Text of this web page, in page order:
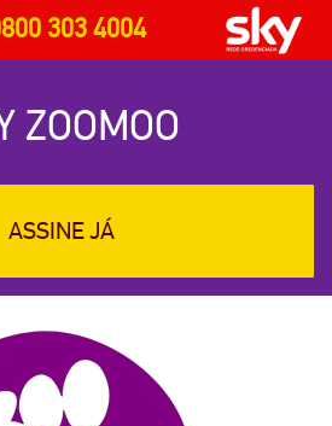
303 4004
ZOOMOO
ASSINE JÁ